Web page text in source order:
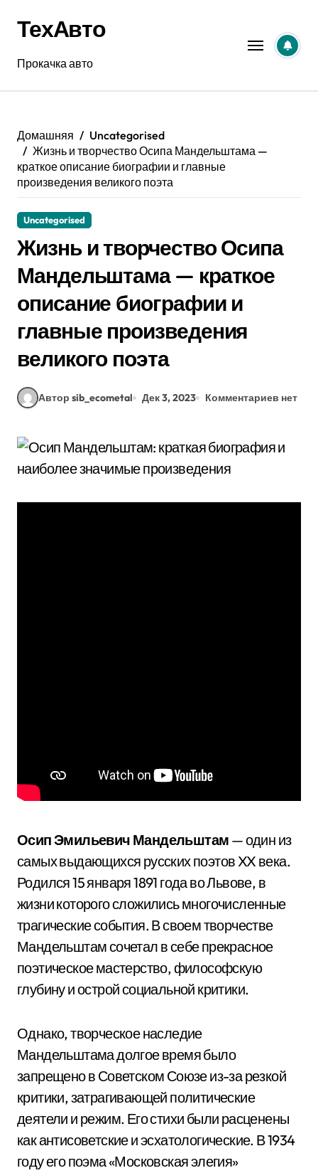
содержанию
ТехАвто
Прокачка авто
Домашняя
Uncategorised
Жизнь и творчество Осипа Мандельштама —
краткое описание биографии и главные
произведения великого поэта
Uncategorised
Жизнь и творчество Осипа
Мандельштама — краткое
описание биографии и
главные произведения
великого поэта
Автор sib_ecometal Дек 3, 2023 Комментариев нет
Осип Эмильевич Мандельштам — один из
самых выдающихся русских поэтов XX века.
Родился 15 января 1891 года во Львове, в
жизни которого сложились многочисленные
трагические события. В своем творчестве
Мандельштам сочетал в себе прекрасное
поэтическое мастерство, философскую
глубину и острой социальной критики.
Однако, творческое наследие
Мандельштама долгое время было
запрещено в Советском Союзе из-за резкой
критики, затрагивающей политические
деятели и режим. Его стихи были расценены
как антисоветские и эсхатологические. В 1934
году его поэма «Московская элегия»